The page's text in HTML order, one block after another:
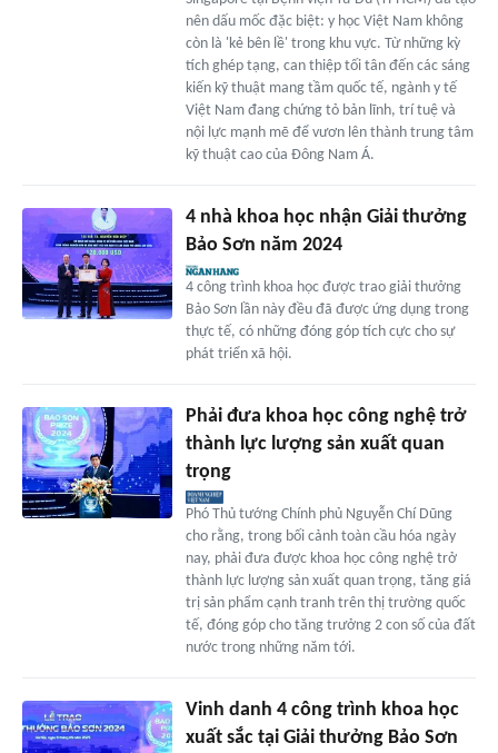
nên dấu mốc đặc biệt: y học Việt Nam không
còn là 'kẻ bên lề' trong khu vực. Từ những kỳ
tích ghép tạng, can thiệp tối tân đến các sáng
kiến kỹ thuật mang tầm quốc tế, ngành y tế
Việt Nam đang chứng tỏ bản lĩnh, trí tuệ và
nội lực mạnh mẽ để vươn lên thành trung tâm
kỹ thuật cao của Đông Nam Á.
4 nhà khoa học nhận Giải thưởng
Bảo Sơn năm 2024
4 công trình khoa học được trao giải thưởng
Bảo Sơn lần này đều đã được ứng dụng trong
thực tế, có những đóng góp tích cực cho sự
phát triển xã hội.
Phải đưa khoa học công nghệ trở
thành lực lượng sản xuất quan
trọng
Phó Thủ tướng Chính phủ Nguyễn Chí Dũng
cho rằng, trong bối cảnh toàn cầu hóa ngày
nay, phải đưa được khoa học công nghệ trở
thành lực lượng sản xuất quan trọng, tăng giá
trị sản phẩm cạnh tranh trên thị trường quốc
tế, đóng góp cho tăng trưởng 2 con số của đất
nước trong những năm tới.
Vinh danh 4 công trình khoa học
xuất sắc tại Giải thưởng Bảo Sơn